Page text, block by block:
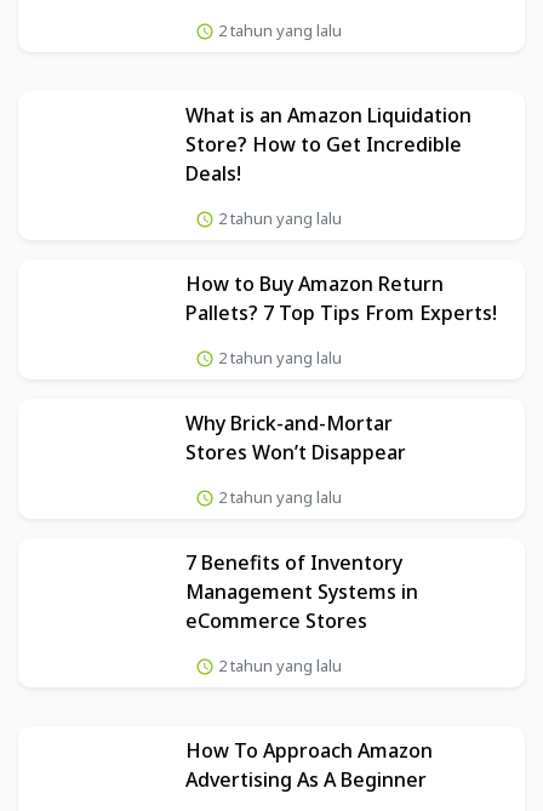
2 tahun yang lalu
What is an Amazon Liquidation
Store? How to Get Incredible
Deals!
2 tahun yang lalu
How to Buy Amazon Return
Pallets? 7 Top Tips From Experts!
2 tahun yang lalu
Why Brick-and-Mortar
Stores Won’t Disappear
2 tahun yang lalu
7 Benefits of Inventory
Management Systems in
eCommerce Stores
2 tahun yang lalu
How To Approach Amazon
Advertising As A Beginner